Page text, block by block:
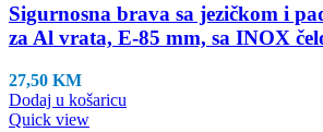
Sigurnosna brava sa jezičkom i
za Al vrata, E-85 mm, sa INOX
27,50 KM
Dodaj u košaricu
Quick view